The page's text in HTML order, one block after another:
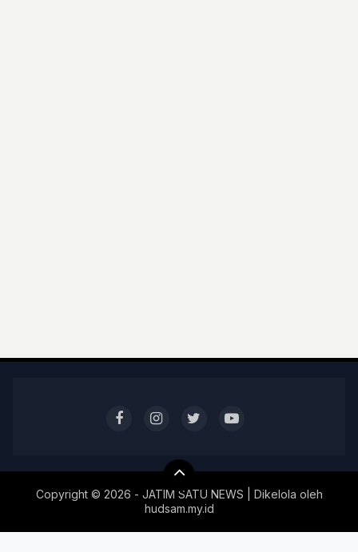
Copyright © 2026 - JATIM SATU NEWS | Dikelola oleh
hudsam.my.id